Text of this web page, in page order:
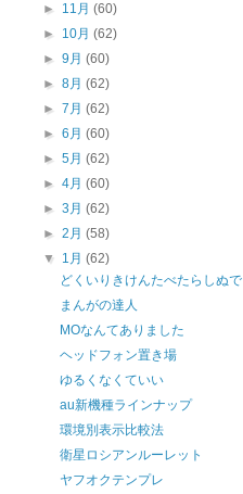
► 11月(60)
► 10月(62)
►9月(60)
►8月(62)
►7月(62)
►6月(60)
►5月(62)
►4月(60)
►3月(62)
►2月(58)
▼ 1月(62)
どくいりきけんたべたらしぬで
まんがの達人
MOなんてありました
ヘッドフォン置き場
ゆるくなくていい
au新機種ラインナップ
環境別表示比較法
衛星ロシアンルーレット
ヤフオクテンプレ